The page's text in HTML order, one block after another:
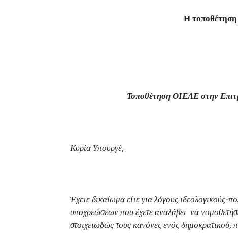
Η
Τοποθέτηση ΟΙΕΛΕ στην
Κυρία Υπουργέ,
Έχετε δικαίωμα είτε για λόγους ιδεολογικούς-
υποχρεώσεων που έχετε αναλάβει να
στοιχειωδώς τους κανόνες ενός δημοκρατικού,